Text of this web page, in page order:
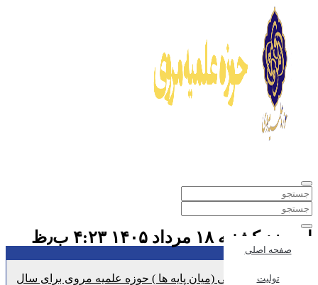
صفحه اصلی
تولیت
امروز:یکشنبه ۱۸ مرداد ۱۴۰۵ ۴:۲۳ ب٫ظ
تازه ترین اخبار :
پذیرش انتقالی (میان پایه ها ) حوزه علمیه مروی برای سال